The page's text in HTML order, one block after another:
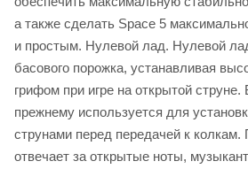
а также сделать Space 5
и простым. Нулевой лад. Нулевой
басового порожка, устанавливая
грифом при игре на открытой
прежнему используется для
струнами перед передачей к колкам.
отвечает за открытые ноты,